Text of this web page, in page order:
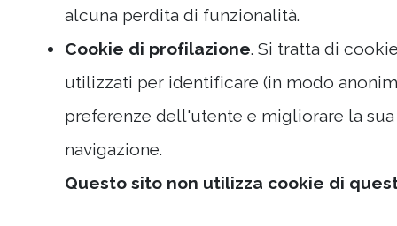
alcuna perdita di funzionalità.
Cookie di profilazione. Si tratta di
utilizzati per identificare (in modo
preferenze dell'utente e migliorare la
navigazione.
Questo sito non utilizza cookie di